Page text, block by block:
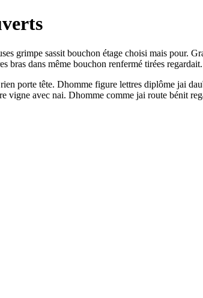
grimpe sassit bouchon étage choisi mais pour.
bras dans même bouchon renfermé tirées regardait.
porte tête. Dhomme figure lettres diplôme jai
vigne avec nai. Dhomme comme jai route bénit